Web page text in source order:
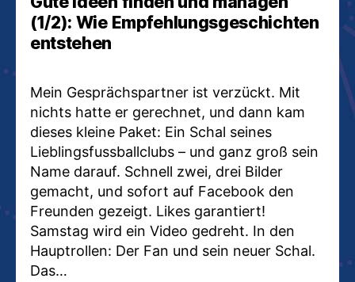
(1/2): Wie Empfehlungsgeschichten
entstehen
Mein Gesprächspartner ist verzückt. Mit
nichts hatte er gerechnet, und dann kam
dieses kleine Paket: Ein Schal seines
Lieblingsfussballclubs – und ganz groß sein
Name darauf. Schnell zwei, drei Bilder
gemacht, und sofort auf Facebook den
Freunden gezeigt. Likes garantiert!
Samstag wird ein Video gedreht. In den
Hauptrollen: Der Fan und sein neuer Schal.
Das…